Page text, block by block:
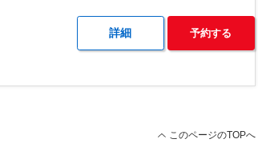
詳細 予約する
このページのTOPへ